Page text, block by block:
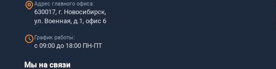
Адрес главного офиса:
630017, г. Новосибирск,
ул. Военная, д.1, офис 6
График работы:
с 09:00 до 18:00 ПН-ПТ
Мы на связи